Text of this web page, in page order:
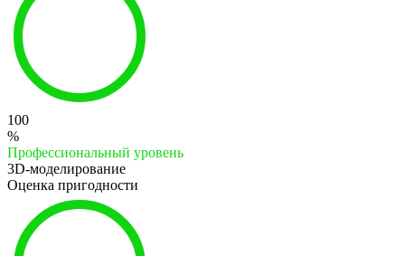
100
%
Профессиональный уровень
3D-моделирование
Оценка пригодности